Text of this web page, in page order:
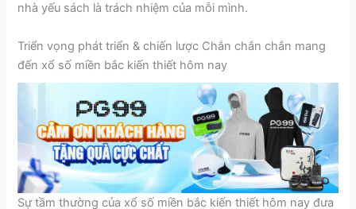
nhà yếu sách là trách nhiệm của mỗi mình.
Triển vọng phát triển & chiến lược Chắn chắn chắn mang
đến xổ số miền bắc kiến thiết hôm nay
Sự tầm thường của xổ số miền bắc kiến thiết hôm nay đưa